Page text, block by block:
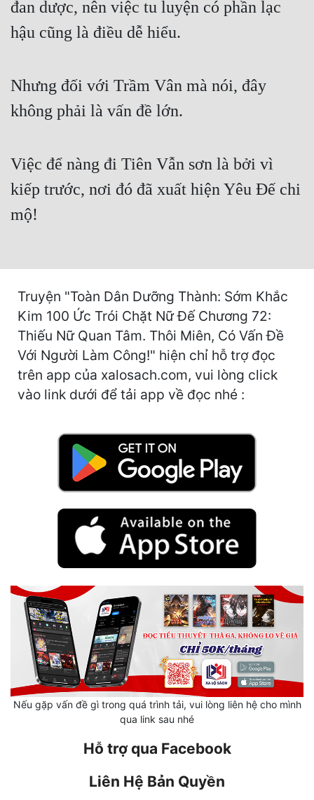
Góc Nhìn Nữ
Huyền Nghi
Huyền Ảo
Hài Hước
Học Đường
Khoa Huyễn
Khoa Huyễn Không Gian
Kinh Dị
Kiếm Hiệp
Mỹ Thực
Ngôn Tình
Nữ Cường
Phong Thủy - Tâm Linh
đan dược, nên việc tu luyện có phần lạc
hậu cũng là điều dễ hiểu.
Nhưng đối với Trầm Vân mà nói, đây
không phải là vấn đề lớn.
Việc để nàng đi Tiên Vẫn sơn là bởi vì
kiếp trước, nơi đó đã xuất hiện Yêu Đế chi
mộ!
Truyện "Toàn Dân Dưỡng Thành: Sớm Khắc
Kim 100 Ức Trói Chặt Nữ Đế Chương 72:
Thiếu Nữ Quan Tâm. Thôi Miên, Có Vấn Đề
Với Người Làm Công!" hiện chỉ hỗ trợ đọc
trên app của xalosach.com, vui lòng click
vào link dưới để tải app về đọc nhé :
Nếu gặp vấn đề gì trong quá trình tải, vui lòng liên hệ cho mình
qua link sau nhé
Hỗ trợ qua Facebook
Liên Hệ Bản Quyền